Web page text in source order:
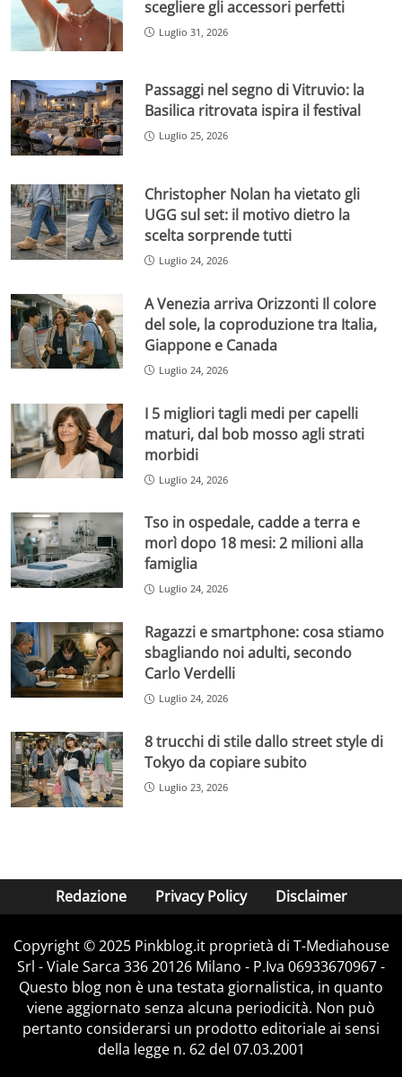
scegliere gli accessori perfetti
Luglio 31, 2026
Passaggi nel segno di Vitruvio: la
Basilica ritrovata ispira il festival
Luglio 25, 2026
Christopher Nolan ha vietato gli
UGG sul set: il motivo dietro la
scelta sorprende tutti
Luglio 24, 2026
A Venezia arriva Orizzonti Il colore
del sole, la coproduzione tra Italia,
Giappone e Canada
Luglio 24, 2026
I 5 migliori tagli medi per capelli
maturi, dal bob mosso agli strati
morbidi
Luglio 24, 2026
Tso in ospedale, cadde a terra e
morì dopo 18 mesi: 2 milioni alla
famiglia
Luglio 24, 2026
Ragazzi e smartphone: cosa stiamo
sbagliando noi adulti, secondo
Carlo Verdelli
Luglio 24, 2026
8 trucchi di stile dallo street style di
Tokyo da copiare subito
Luglio 23, 2026
Redazione Privacy Policy Disclaimer
Copyright © 2025 Pinkblog.it proprietà di T-Mediahouse
Srl - Viale Sarca 336 20126 Milano - P.Iva 06933670967 -
Questo blog non è una testata giornalistica, in quanto
viene aggiornato senza alcuna periodicità. Non può
pertanto considerarsi un prodotto editoriale ai sensi
della legge n. 62 del 07.03.2001